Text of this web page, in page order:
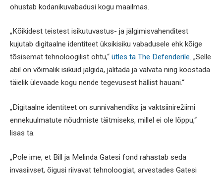
ohustab kodanikuvabadusi kogu maailmas.
„Kõikidest teistest isikutuvastus- ja jälgimisvahenditest
kujutab digitaalne identiteet üksikisiku vabadusele ehk kõige
tõsisemat tehnoloogilist ohtu,“ ütles ta The Defenderile. „Selle
abil on võimalik isikuid jälgida, jälitada ja valvata ning koostada
täielik ülevaade kogu nende tegevusest hällist hauani.“
„Digitaalne identiteet on sunnivahendiks ja vaktsiinirežiimi
ennekuulmatute nõudmiste täitmiseks, millel ei ole lõppu,“
lisas ta.
„Pole ime, et Bill ja Melinda Gatesi fond rahastab seda
invasiivset, õigusi riivavat tehnoloogiat, arvestades Gatesi